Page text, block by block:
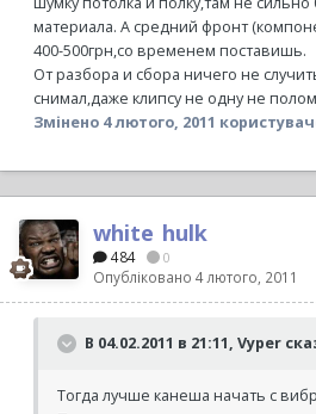
материала. А средний фронт
400-500грн,со временем поставишь.
От разбора и сбора ничего не
снимал,даже клипсу не одну не
Змінено 4 лютого, 2011
white_hulk
484 0
Опубліковано 4 лютого, 2011
В 04.02.2011 в 21:11, Vyper
Тогда лучше канеша начать с